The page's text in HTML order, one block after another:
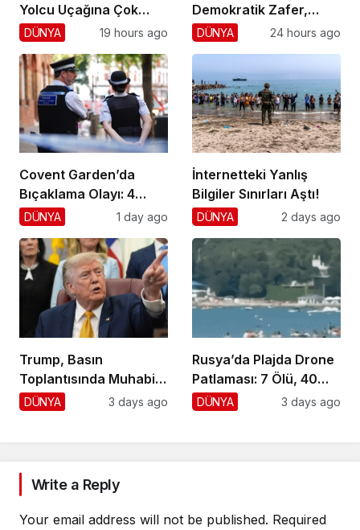
Yolcu Uçağına Çok
Yaklaştı!
DÜNYA 19 hours ago
Demokratik Zafer,
Cumhuriyetçilere
DÜNYA 24 hours ago
Covent Garden’da
Bıçaklama Olayı: 4
Yaralı, 1 Gözaltı
DÜNYA 1 day ago
İnternetteki Yanlış
Bilgiler Sınırları Aştı!
DÜNYA 2 days ago
Trump, Basın
Toplantısında Muhabiri
Fena Yerden Aldı
DÜNYA 3 days ago
Rusya’da Plajda Drone
Patlaması: 7 Ölü, 40
Yaralı
DÜNYA 3 days ago
Write a Reply
Your email address will not be published. Required